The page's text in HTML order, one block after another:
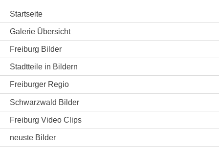
Startseite
Galerie Übersicht
Freiburg Bilder
Stadtteile in Bildern
Freiburger Regio
Schwarzwald Bilder
Freiburg Video Clips
neuste Bilder